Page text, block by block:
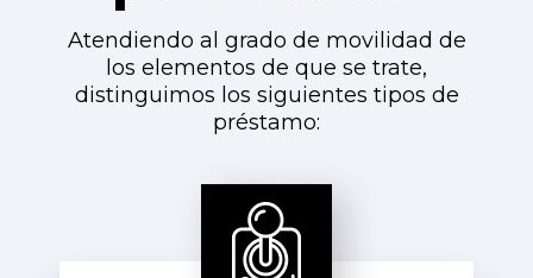
Atendiendo al grado de movilidad de
los elementos de que se trate,
distinguimos los siguientes tipos de
préstamo: